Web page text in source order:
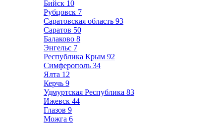
Бийск 10
Рубцовск 7
Саратовская область 93
Саратов 50
Балаково 8
Энгельс 7
Республика Крым 92
Симферополь 34
Ялта 12
Керчь 9
Удмуртская Республика 83
Ижевск 44
Глазов 9
Можга 6